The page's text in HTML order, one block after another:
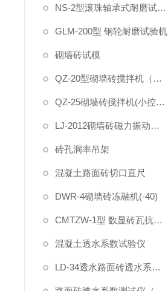
NS-2型滚珠轴承式耐磨试验机
GLM-200型 钢轮耐磨试验机
砌墙砖试模
QZ-20型砌墙砖搅拌机（大控制器）
QZ-25砌墙砖搅拌机(小控制器)
LJ-2012砌墙砖磁力振动台(抛光)-喷漆
砖孔洞率吊架
混凝土路面砖切口直尺
DWR-4砌墙砖冻融机(-40)
CMTZW-1型 数显砖瓦抗折试验机
混凝土透水系数试验仪
LD-34透水路面砖透水系数试验装置